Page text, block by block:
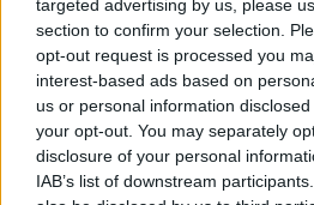
targeted advertising by us, please
section to confirm your selection.
opt-out request is processed you
interest-based ads based on
us or personal information
your opt-out. You may separately
disclosure of your personal
IAB’s list of downstream